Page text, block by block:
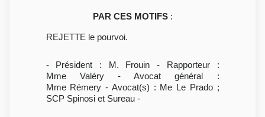
PAR CES MOTIFS:
REJETTE le pourvoi.
- Président : M. Frouin - Rapporteur :
Mme Valéry - Avocat général :
Mme Rémery - Avocat(s) : Me Le Prado ;
SCP Spinosi et Sureau -